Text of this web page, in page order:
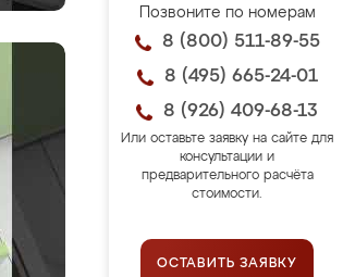
Позвоните по номерам
8 (800) 511-89-55
8 (495) 665-24-01
8 (926) 409-68-13
Или оставьте заявку на сайте для
консультации и
предварительного расчёта
стоимости.
ОСТАВИТЬ ЗАЯВКУ